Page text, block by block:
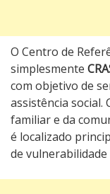
O Centro de
simplesmente
com objetivo de
assistência social.
familiar e da
é localizado
de vulnerabilidade